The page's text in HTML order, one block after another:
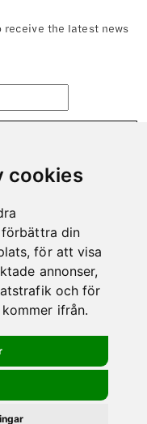
cookies
din
för att visa
annonser,
och för
ifrån.
receive the latest news
we can help